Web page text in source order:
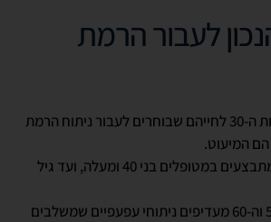
לעבור הרמת
יש אנשים בשנות ה-30 לחייהם שבוחרים לעבור ניתוח הרמת
המיעוט.
רוב הניתוחים מתבצעים במטופלים בני 40 ומעלה, ועד גיל
מרבית בני ה-50 וה-60 מעדיפים ניתוחי עפעפיים שמשלבים